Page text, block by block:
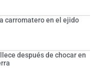
carromatero en el ejido
después de chocar en